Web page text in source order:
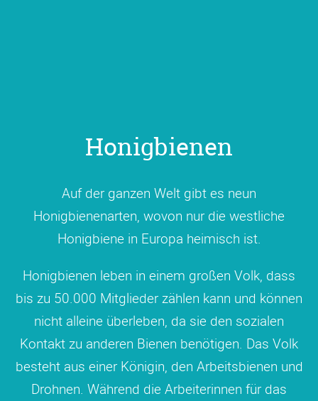
Honigbienen
Auf der ganzen Welt gibt es neun
Honigbienenarten, wovon nur die westliche
Honigbiene in Europa heimisch ist.
Honigbienen leben in einem großen Volk, dass
bis zu 50.000 Mitglieder zählen kann und können
nicht alleine überleben, da sie den sozialen
Kontakt zu anderen Bienen benötigen. Das Volk
besteht aus einer Königin, den Arbeitsbienen und
Drohnen. Während die Arbeiterinnen für das